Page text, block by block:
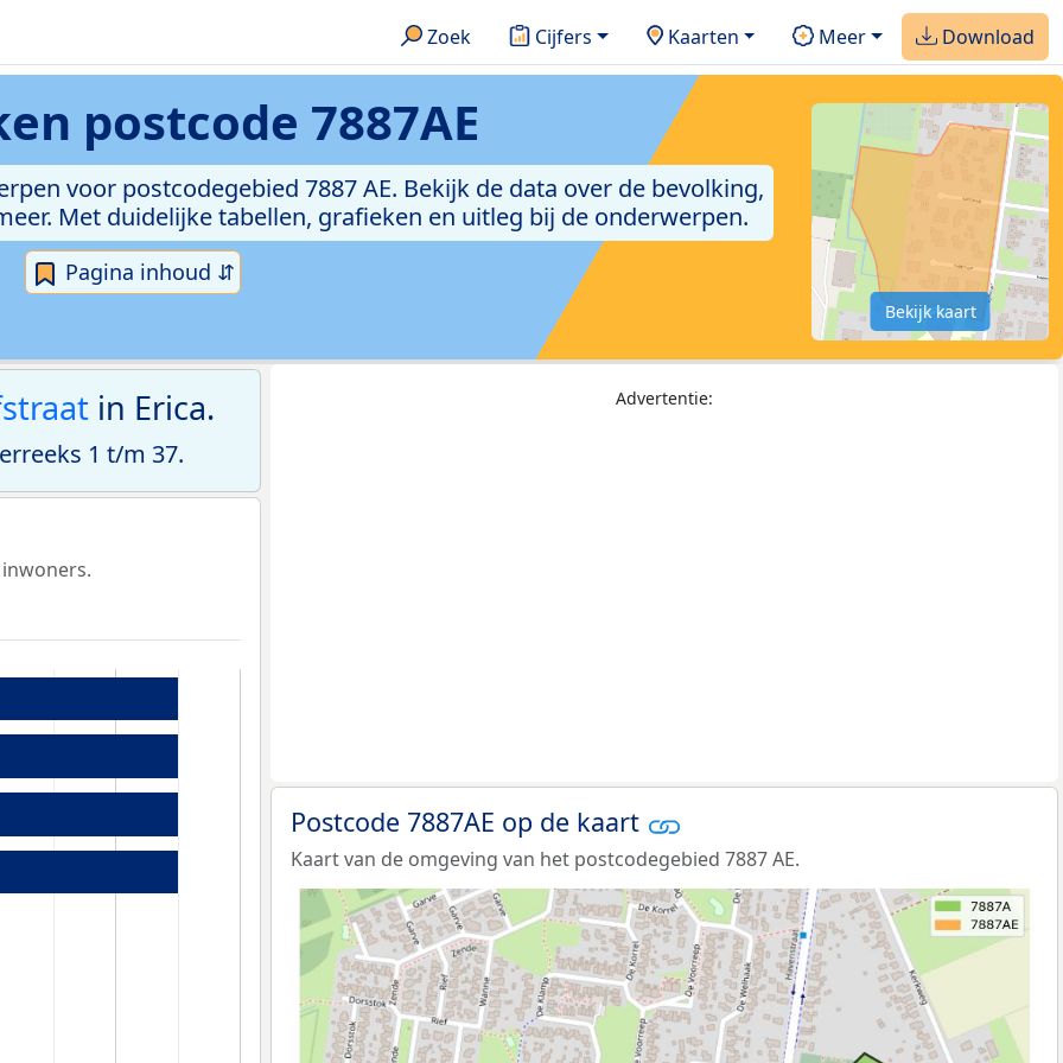
Zoek Cijfers Kaarten Meer Download
postcode 7887AE
voor postcodegebied 7887 AE. Bekijk de data over de bevolking,
Met duidelijke tabellen, grafieken en uitleg bij de onderwerpen.
Pagina inhoud ⇵
Bekijk kaart
in Erica.
1 t/m 37.
Advertentie:
Postcode 7887AE op de kaart
Kaart van de omgeving van het postcodegebied 7887 AE.